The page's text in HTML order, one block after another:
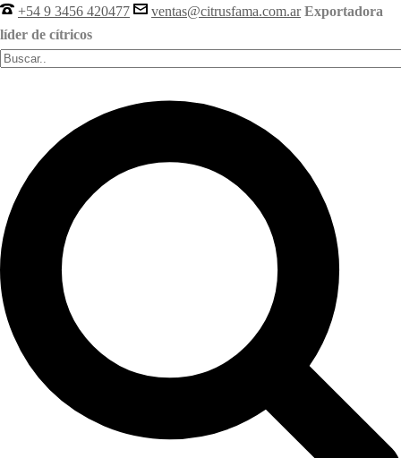
+54 9 3456 420477 ventas@citrusfama.com.ar Exportadora
líder de cítricos